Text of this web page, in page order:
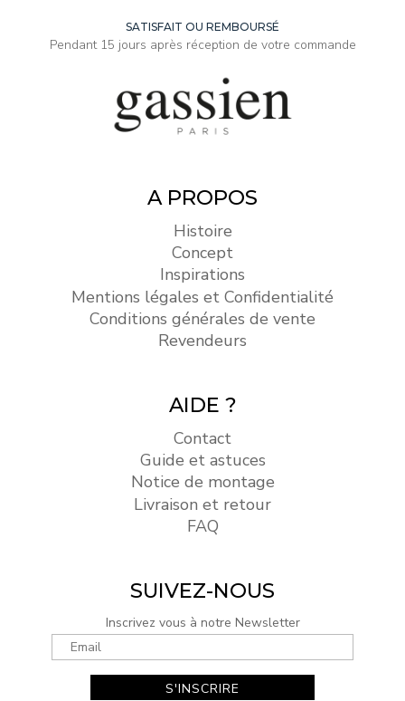
SATISFAIT OU REMBOURSÉ
Pendant 15 jours après réception de votre commande
A PROPOS
Histoire
Concept
Inspirations
Mentions légales et Confidentialité
Conditions générales de vente
Revendeurs
AIDE ?
Contact
Guide et astuces
Notice de montage
Livraison et retour
FAQ
SUIVEZ-NOUS
Inscrivez vous à notre Newsletter